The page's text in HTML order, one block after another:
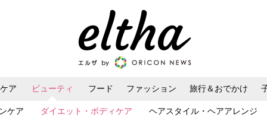
ア ビューティ
ケア ダイエット・ボディケア ヘアスタイル・ヘアアレンジ
フード ファッション 旅行＆おでかけ